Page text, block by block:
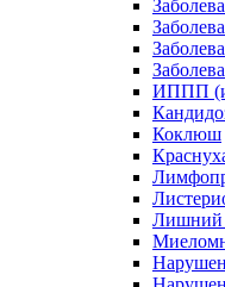
ИППП
Коклюш
Лишний